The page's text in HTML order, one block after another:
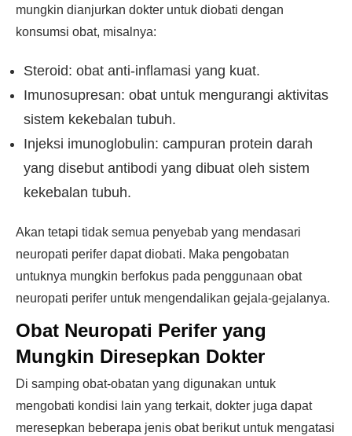
mungkin dianjurkan dokter untuk diobati dengan
konsumsi obat, misalnya:
Steroid: obat anti-inflamasi yang kuat.
Imunosupresan: obat untuk mengurangi aktivitas
sistem kekebalan tubuh.
Injeksi imunoglobulin: campuran protein darah
yang disebut antibodi yang dibuat oleh sistem
kekebalan tubuh.
Akan tetapi tidak semua penyebab yang mendasari
neuropati perifer dapat diobati. Maka pengobatan
untuknya mungkin berfokus pada penggunaan obat
neuropati perifer untuk mengendalikan gejala-gejalanya.
Obat Neuropati Perifer yang
Mungkin Diresepkan Dokter
Di samping obat-obatan yang digunakan untuk
mengobati kondisi lain yang terkait, dokter juga dapat
meresepkan beberapa jenis obat berikut untuk mengatasi